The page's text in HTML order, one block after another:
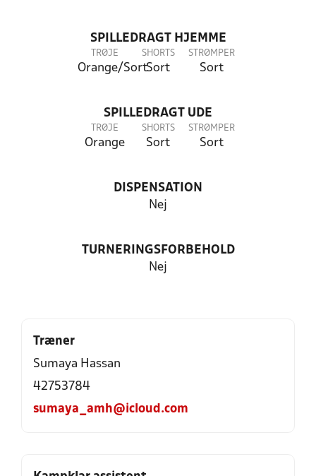
SPILLEDRAGT HJEMME
TRØJE
Orange/Sort
SHORTS
Sort
STRØMPER
Sort
SPILLEDRAGT UDE
TRØJE
Orange
SHORTS
Sort
STRØMPER
Sort
DISPENSATION
Nej
TURNERINGSFORBEHOLD
Nej
Træner
Sumaya Hassan
42753784
sumaya_amh@icloud.com